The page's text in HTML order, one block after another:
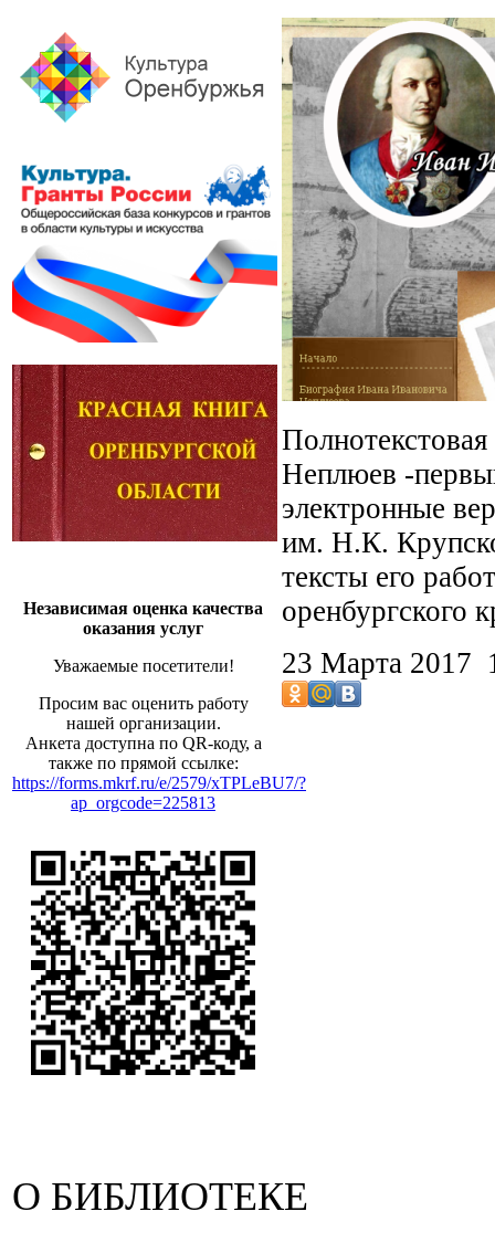
Независимая оценка качества
оказания услуг
Уважаемые посетители!
Просим вас оценить работу
нашей организации.
Анкета доступна по QR-коду, а
также по прямой ссылке:
https://forms.mkrf.ru/e/2579/xTPLeBU7/?
ap_orgcode=225813
Неплюев -
электронные
им. Н.К.
тексты его
оренбургского
23 Марта
О БИБЛИОТЕКЕ